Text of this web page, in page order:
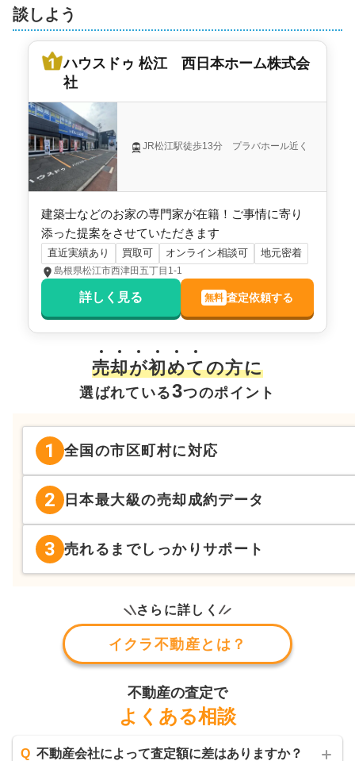
談しよう
ハウスドゥ 松江 西日本ホーム株式会
社
JR松江駅徒歩13分 プラバホール近く
建築士などのお家の専門家が在籍！ご事情に寄り
添った提案をさせていただきます
直近実績あり 買取可 オンライン相談可 地元密着
島根県松江市西津田五丁目1-1
詳しく見る 無料 査定依頼する
売却が初めての方に
選ばれている3つのポイント
1 全国の市区町村に対応
2 日本最大級の売却成約データ
3 売れるまでしっかりサポート
さらに詳しく
イクラ不動産とは？
不動産の査定で
よくある相談
Q 不動産会社によって査定額に差はありますか？